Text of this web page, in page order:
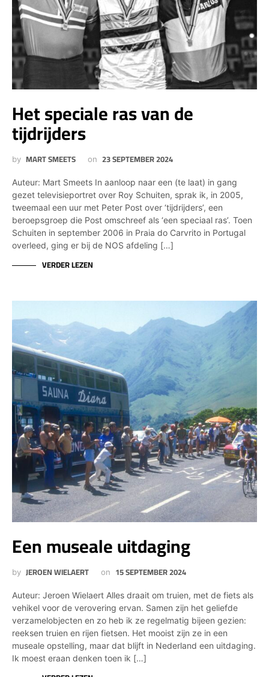
Het speciale ras van de
tijdrijders
by MART SMEETS on 23 SEPTEMBER 2024
Auteur: Mart Smeets In aanloop naar een (te laat) in gang
gezet televisieportret over Roy Schuiten, sprak ik, in 2005,
tweemaal een uur met Peter Post over ‘tijdrijders’, een
beroepsgroep die Post omschreef als ‘een speciaal ras’. Toen
Schuiten in september 2006 in Praia do Carvrito in Portugal
overleed, ging er bij de NOS afdeling […]
VERDER LEZEN
Een museale uitdaging
by JEROEN WIELAERT on 15 SEPTEMBER 2024
Auteur: Jeroen Wielaert Alles draait om truien, met de fiets als
vehikel voor de verovering ervan. Samen zijn het geliefde
verzamelobjecten en zo heb ik ze regelmatig bijeen gezien:
reeksen truien en rijen fietsen. Het mooist zijn ze in een
museale opstelling, maar dat blijft in Nederland een uitdaging.
Ik moest eraan denken toen ik […]